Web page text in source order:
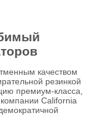
качеством
резинкой
премиум-класса,
California